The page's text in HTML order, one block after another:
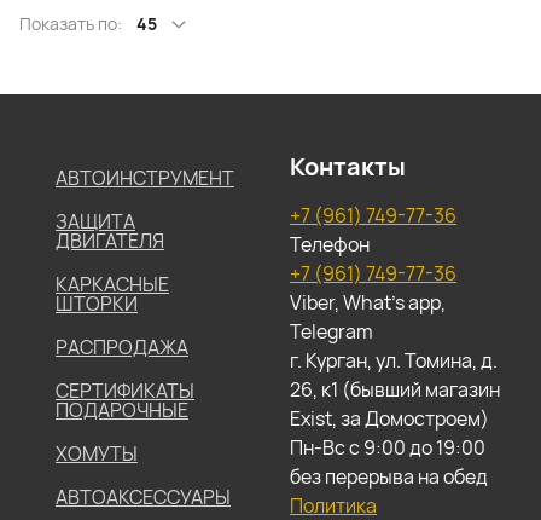
Показать по: 45
АВТОИНСТРУМЕНТ
ЗАЩИТА
ДВИГАТЕЛЯ
КАРКАСНЫЕ
ШТОРКИ
РАСПРОДАЖА
СЕРТИФИКАТЫ
ПОДАРОЧНЫЕ
ХОМУТЫ
АВТОАКСЕССУАРЫ
Контакты
+7 (961) 749-77-36
Телефон
+7 (961) 749-77-36
Viber, What's app,
Telegram
г. Курган, ул. Томина, д.
26, к1 (бывший магазин
Exist, за Домостроем)
Пн-Вс с 9:00 до 19:00
без перерыва на обед
Политика